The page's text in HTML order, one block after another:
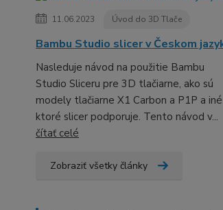
11.06.2023 Úvod do 3D Tlače
Bambu Studio slicer v Českom
Nasleduje návod na použitie Bambu
Studio Sliceru pre 3D tlačiarne, ako sú
modely tlačiarne X1 Carbon a P1P a iné
ktoré slicer podporuje. Tento návod v...
čítať celé
Zobraziť všetky články